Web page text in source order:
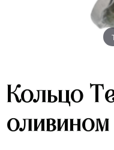
Кольцо
оливином